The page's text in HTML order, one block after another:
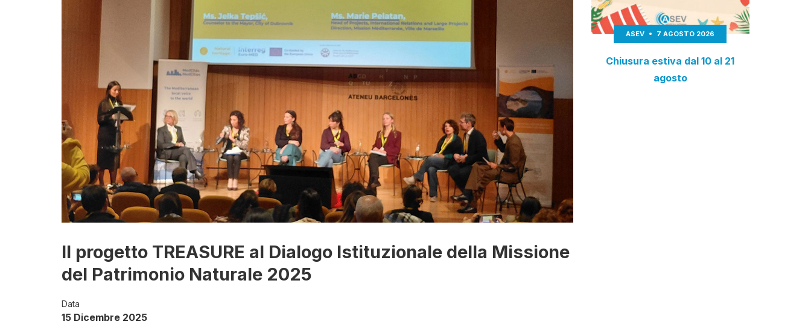
Il progetto TREASURE al Dialogo Istituzionale della Missione
del Patrimonio Naturale 2025
Data
15 Dicembre 2025
ASEV 7 AGOSTO 2026
Chiusura estiva dal 10 al 21
agosto